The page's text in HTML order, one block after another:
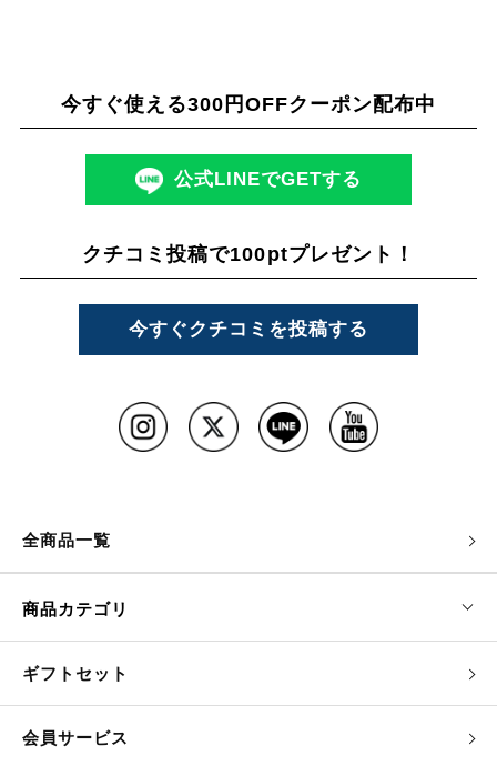
今すぐ使える300円OFFクーポン配布中
公式LINEでGETする
クチコミ投稿で100ptプレゼント！
今すぐクチコミを投稿する
全商品一覧
商品カテゴリ
ギフトセット
会員サービス